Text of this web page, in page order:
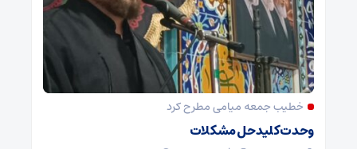
خطیب جمعه میامی مطرح کرد
وحدت کلید حل مشکلات